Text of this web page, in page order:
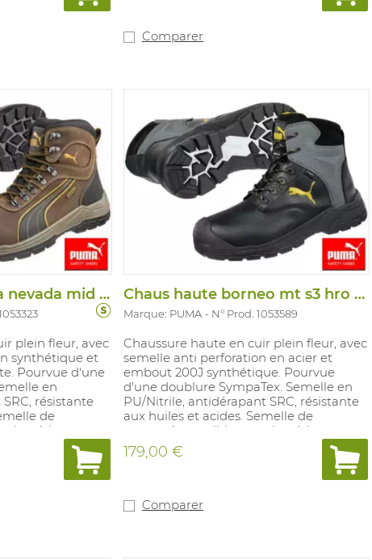
Comparer
Chaus haute sierra nevada mid s3 hro hi
plein fleur, avec
synthétique et
Pourvue d'une
en
résistante
de
36-48.
Chaus haute borneo mt s3 hro hi ci wr an
Marque: PUMA N° Prod. 1053589
Chaussure haute en cuir plein fleur, avec
semelle anti perforation en acier et
embout 200J synthétique. Pourvue
d'une doublure SympaTex. Semelle en
PU/Nitrile, antidérapant SRC, résistante
aux huiles et acides. Semelle de
propreté amovible en polyuréthane
revêtue de textile. Pointures: 36-48.
179,00 €
Comparer